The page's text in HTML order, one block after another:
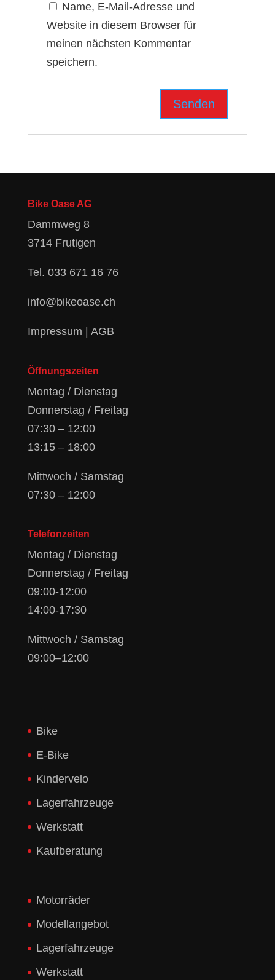
Name, E-Mail-Adresse und
Website in diesem Browser für
meinen nächsten Kommentar
speichern.
Bike Oase AG
Dammweg 8
3714 Frutigen
Tel. 033 671 16 76
info@bikeoase.ch
Impressum AGB
Öffnungszeiten
Montag / Dienstag
Donnerstag / Freitag
07:30 – 12:00
13:15 – 18:00
Mittwoch / Samstag
07:30 – 12:00
Telefonzeiten
Montag / Dienstag
Donnerstag / Freitag
09:00-12:00
14:00-17:30
Mittwoch / Samstag
09:00–12:00
Bike
E-Bike
Kindervelo
Lagerfahrzeuge
Werkstatt
Kaufberatung
Motorräder
Modellangebot
Lagerfahrzeuge
Werkstatt